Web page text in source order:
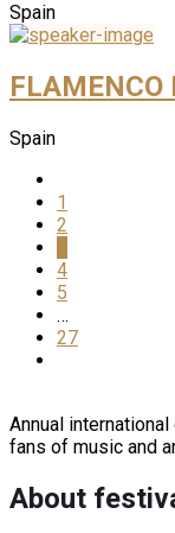
Spain
FLAMENCO
Spain
1
2
4
5
…
27
Annual
fans of music and
About